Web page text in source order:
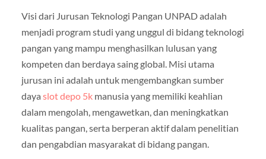
Visi dari Jurusan Teknologi Pangan UNPAD adalah
menjadi program studi yang unggul di bidang teknologi
pangan yang mampu menghasilkan lulusan yang
kompeten dan berdaya saing global. Misi utama
jurusan ini adalah untuk mengembangkan sumber
daya slot depo 5kmanusia yang memiliki keahlian
dalam mengolah, mengawetkan, dan meningkatkan
kualitas pangan, serta berperan aktif dalam penelitian
dan pengabdian masyarakat di bidang pangan.